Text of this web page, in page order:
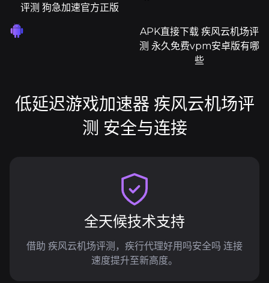
评测 狗急加速官方正版
APK直接下载 疾风云机场评
测 永久免费vpm安卓版有哪
些
低延迟游戏加速器 疾风云机场评
测 安全与连接
全天候技术支持
借助 疾风云机场评测，疾行代理好用吗安全吗 连接
速度提升至新高度。